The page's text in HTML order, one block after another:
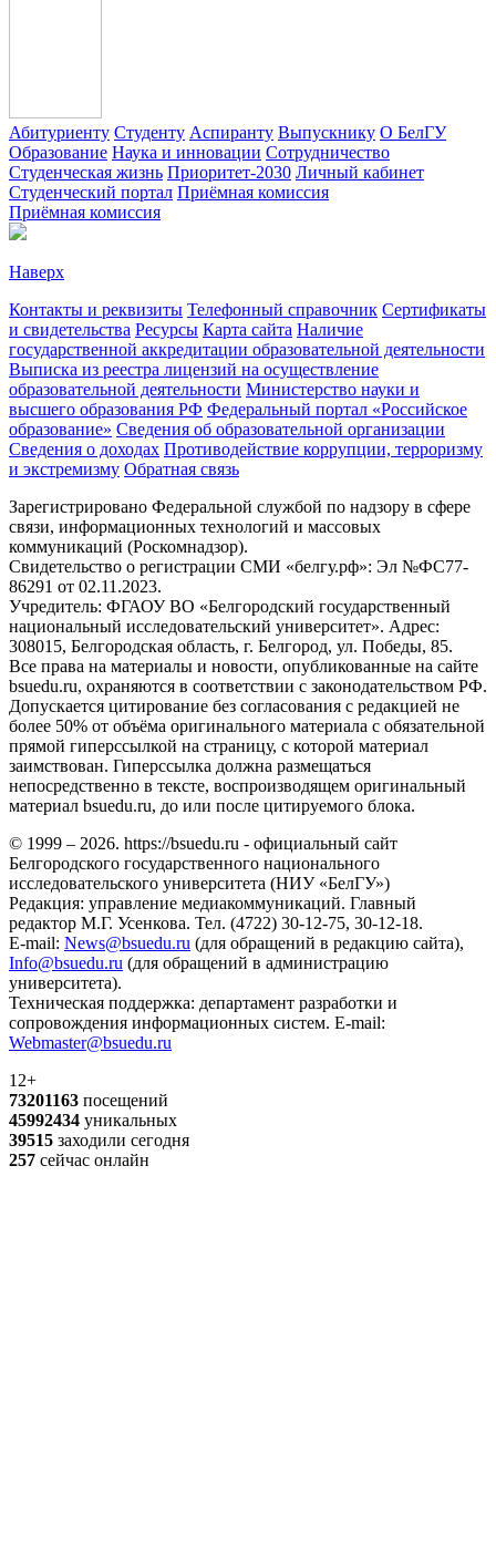
Абитуриенту Студенту Аспиранту Выпускнику О БелГУ
Образование Наука и инновации Сотрудничество
Студенческая жизнь Приоритет-2030 Личный кабинет
Студенческий портал Приёмная комиссия
Приёмная комиссия
Наверх
Контакты и реквизиты Телефонный справочник Сертификаты
и свидетельства Ресурсы Карта сайта Наличие
государственной аккредитации образовательной деятельности
Выписка из реестра лицензий на осуществление
образовательной деятельности Министерствo науки и
высшего образования РФ Федеральный портал «Российское
образование» Сведения об образовательной организации
Сведения о доходах Противодействие коррупции, терроризму
и экстремизму Обратная связь
Зарегистрировано Федеральной службой по надзору в сфере
связи, информационных технологий и массовых
коммуникаций (Роскомнадзор).
Свидетельство о регистрации СМИ «белгу.рф»: Эл №ФС77-
86291 от 02.11.2023.
Учредитель: ФГАОУ ВО «Белгородский государственный
национальный исследовательский университет». Адрес:
308015, Белгородская область, г. Белгород, ул. Победы, 85.
Все права на материалы и новости, опубликованные на сайте
bsuedu.ru, охраняются в соответствии с законодательством РФ.
Допускается цитирование без согласования с редакцией не
более 50% от объёма оригинального материала с обязательной
прямой гиперссылкой на страницу, с которой материал
заимствован. Гиперссылка должна размещаться
непосредственно в тексте, воспроизводящем оригинальный
материал bsuedu.ru, до или после цитируемого блока.
© 1999 – 2026. https://bsuedu.ru - официальный сайт
Белгородского государственного национального
исследовательского университета (НИУ «БелГУ»)
Редакция: управление медиакоммуникаций. Главный
редактор М.Г. Усенкова. Тел. (4722) 30-12-75, 30-12-18.
E-mail: News@bsuedu.ru (для обращений в редакцию сайта),
Info@bsuedu.ru (для обращений в администрацию
университета).
Техническая поддержка: департамент разработки и
сопровождения информационных систем. E-mail:
Webmaster@bsuedu.ru
12+
73201163 посещений
45992434 уникальных
39515 заходили сегодня
257 сейчас онлайн